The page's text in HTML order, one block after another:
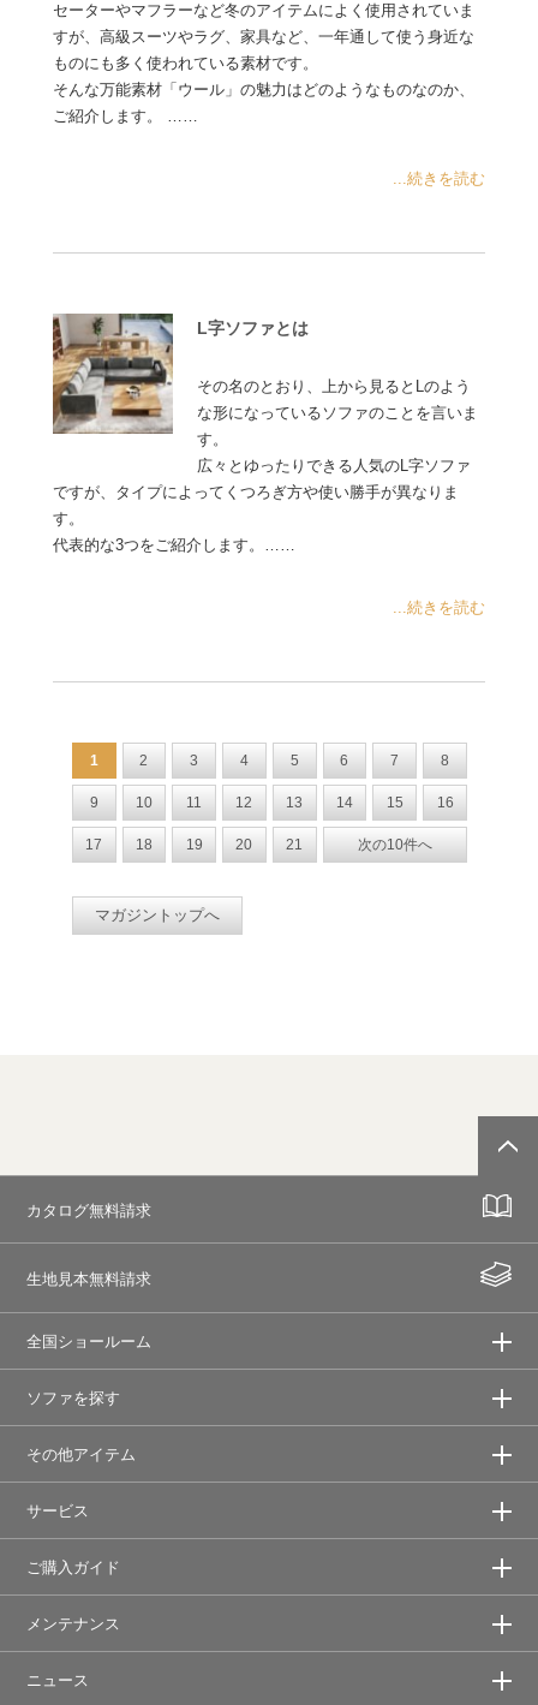
セーターやマフラーなど冬のアイテムによく使用されていま
すが、高級スーツやラグ、家具など、一年通して使う身近な
ものにも多く使われている素材です。
そんな万能素材「ウール」の魅力はどのようなものなのか、
ご紹介します。 ……
...続きを読む
L字ソファとは
その名のとおり、上から見るとLのよう
な形になっているソファのことを言いま
す。
広々とゆったりできる人気のL字ソファ
ですが、タイプによってくつろぎ方や使い勝手が異なりま
す。
代表的な3つをご紹介します。……
...続きを読む
1 2 3 4 5 6 7 8
9 10 11 12 13 14 15 16
17 18 19 20 21 次の10件へ
マガジントップへ
カタログ無料請求
生地見本無料請求
全国ショールーム
ソファを探す
その他アイテム
サービス
ご購入ガイド
メンテナンス
ニュース